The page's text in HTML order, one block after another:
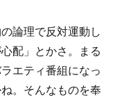
論理で反対運動し
配」とかさ。まる
エティ番組になっ
。そんなものを奉